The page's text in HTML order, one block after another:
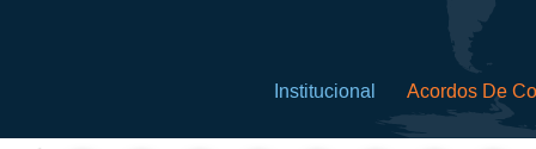
Institucional Acordos De